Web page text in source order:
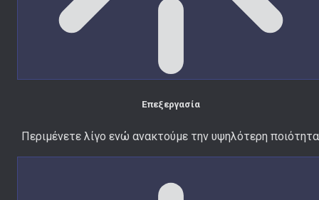
Επεξεργασία
Περιμένετε λίγο ενώ ανακτούμε την υψηλότερη